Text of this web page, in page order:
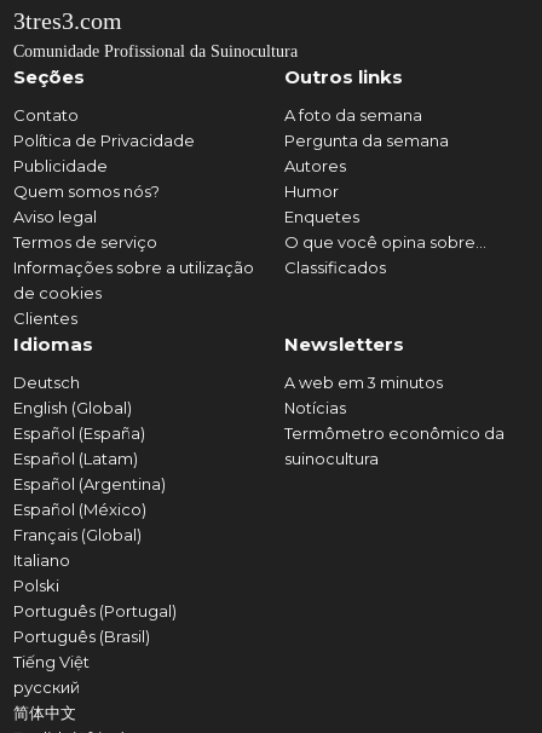
3tres3.com
Comunidade Profissional da Suinocultura
Seções
Contato
Política de Privacidade
Publicidade
Quem somos nós?
Aviso legal
Termos de serviço
Informações sobre a utilização
de cookies
Clientes
Outros links
A foto da semana
Pergunta da semana
Autores
Humor
Enquetes
O que você opina sobre...
Classificados
Idiomas
Deutsch
English (Global)
Español (España)
Español (Latam)
Español (Argentina)
Español (México)
Français (Global)
Italiano
Polski
Português (Portugal)
Português (Brasil)
Tiếng Việt
русский
简体中文
Newsletters
A web em 3 minutos
Notícias
Termômetro econômico da
suinocultura